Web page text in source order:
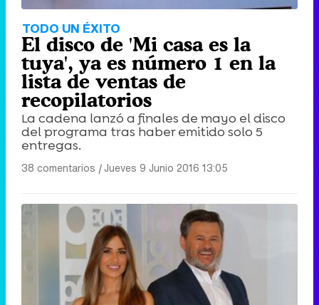
TODO UN ÉXITO
El disco de 'Mi casa es la
tuya', ya es número 1 en la
lista de ventas de
recopilatorios
La cadena lanzó a finales de mayo el disco
del programa tras haber emitido solo 5
entregas.
38 comentarios |Jueves 9 Junio 2016 13:05